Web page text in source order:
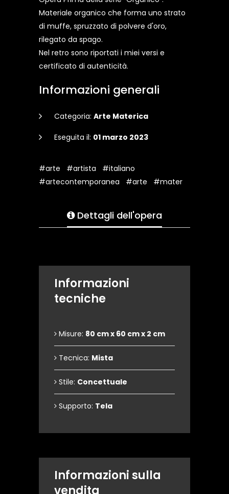
Materiale organico che forma uno strato
di muffe, spruzzato di polvere d'oro,
rilegato da spago.
Nel retro sono riportati i miei versi e
certificato di autenticità.
Informazioni generali
Categoria: Arte Materica
Eseguita il: 01 marzo 2023
#arte #artista
#italiano
#artecontemporanea
#arte #mater
Dettagli dell'opera
Informazioni
tecniche
Misure: 80 cm x 60 cm x 2 cm
Tecnica: Mista
Stile: Concettuale
Supporto: Tela
Informazioni sulla
vendita